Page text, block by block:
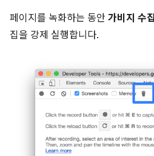
페이지를 녹화하는 동안 가비지 수집
집을 강제 실행합니다.